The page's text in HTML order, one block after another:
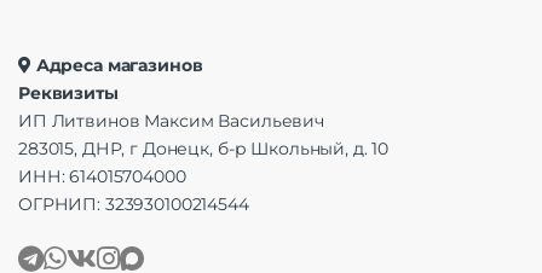
Адреса магазинов
Реквизиты
ИП Литвинов Максим Васильевич
283015, ДНР, г Донецк, б-р Школьный, д. 10
ИНН: 614015704000
ОГРНИП: 323930100214544